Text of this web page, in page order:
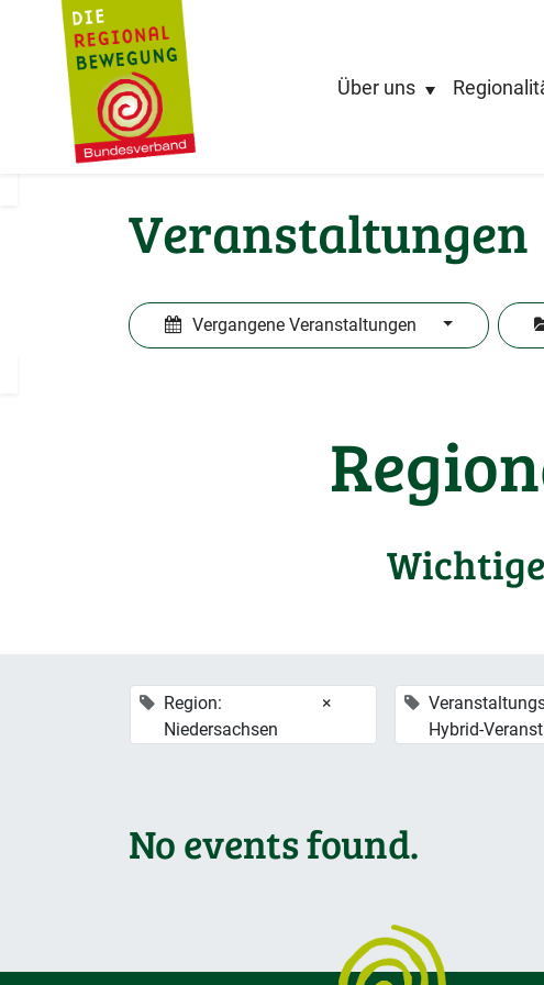
Über uns
Veranstaltungen
Vergangene Veranstaltungen
Region:
Niedersachsen
×
Hybrid-
No events found.